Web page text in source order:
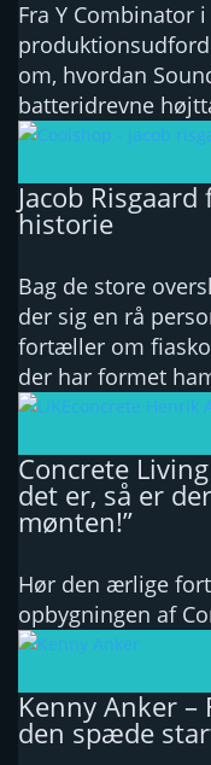
Fra Y Combinator
om, hvordan
batteridrevne
Jacob
historie
Bag de store
der sig en rå
fortæller om
der har formet
Concrete
det er, så er
mønten!”
Hør den ærlige
opbygningen af
Kenny Anker
den spæde